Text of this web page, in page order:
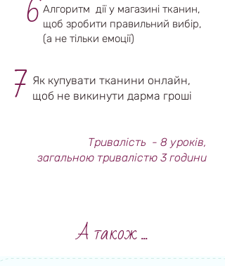
6 Алгоритм дії у магазині тканин,
щоб зробити правильний вибір,
(а не тільки емоції)⠀
Як купувати тканини онлайн,
щоб не викинути дарма гроші
7
Тривалість - 8 уроків,
загальною тривалістю 3 години
А також ...